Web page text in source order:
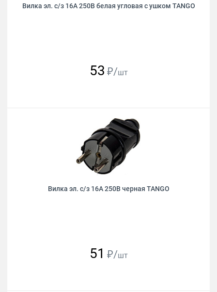
Вилка эл. с/з 16А 250В белая угловая с ушком TANGO
53 ₽/шт
Вилка эл. с/з 16А 250В черная TANGO
51 ₽/шт